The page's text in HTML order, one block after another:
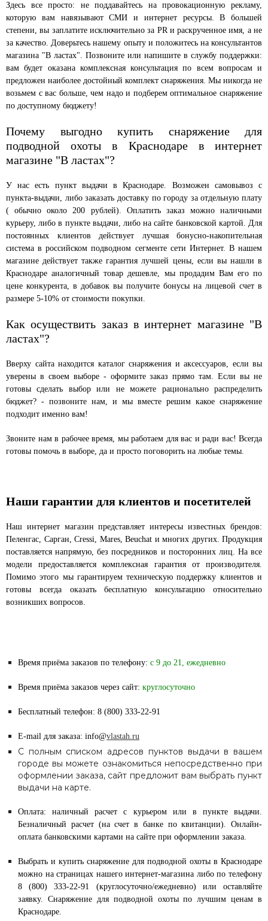
Здесь все просто: не поддавайтесь на провокационную рекламу,
которую вам навязывают СМИ и интернет ресурсы. В большей
степени, вы заплатите исключительно за PR и раскрученное имя, а не
за качество. Доверьтесь нашему опыту и положитесь на консультантов
магазина "В ластах". Позвоните или напишите в службу поддержки:
вам будет оказана комплексная консультация по всем вопросам и
предложен наиболее достойный комплект снаряжения. Мы никогда не
возьмем с вас больше, чем надо и подберем оптимальное снаряжение
по доступному бюджету!
Почему выгодно купить снаряжение для
подводной охоты в Краснодаре в интернет
магазине "В ластах"?
У нас есть пункт выдачи в Краснодаре. Возможен самовывоз с
пункта-выдачи, либо заказать доставку по городу за отдельную плату
( обычно около 200 рублей). Оплатить заказ можно наличными
курьеру, либо в пункте выдачи, либо на сайте банковской картой. Для
постоянных клиентов действует лучшая бонусно-накопительная
система в российском подводном сегменте сети Интернет. В нашем
магазине действует также гарантия лучшей цены, если вы нашли в
Краснодаре аналогичный товар дешевле, мы продадим Вам его по
цене конкурента, в добавок вы получите бонусы на лицевой счет в
размере 5-10% от стоимости покупки.
Как осуществить заказ в интернет магазине "В
ластах"?
Вверху сайта находится каталог снаряжения и аксессуаров, если вы
уверены в своем выборе - оформите заказ прямо там. Если вы не
готовы сделать выбор или не можете рационально распределить
бюджет? - позвоните нам, и мы вместе решим какое снаряжение
подходит именно вам!
Звоните нам в рабочее время, мы работаем для вас и ради вас! Всегда
готовы помочь в выборе, да и просто поговорить на любые темы.
Наши гарантии для клиентов и посетителей
Наш интернет магазин представляет интересы известных брендов:
Пеленгас, Сарган, Cressi, Mares, Beuchat и многих других. Продукция
поставляется напрямую, без посредников и посторонних лиц. На все
модели предоставляется комплексная гарантия от производителя.
Помимо этого мы гарантируем техническую поддержку клиентов и
готовы всегда оказать бесплатную консультацию относительно
возникших вопросов.
Время приёма заказов по телефону: с 9 до 21, ежедневно
Время приёма заказов через сайт: круглосуточно
Бесплатный телефон: 8 (800) 333-22-91
E-mail для заказа: info@vlastah.ru
С полным списком адресов пунктов выдачи в вашем
городе вы можете ознакомиться непосредственно при
оформлении заказа, сайт предложит вам выбрать пункт
выдачи на карте.
Оплата: наличный расчет с курьером или в пункте выдачи.
Безналичный расчет (на счет в банке по квитанции). Онлайн-
оплата банковскими картами на сайте при оформлении заказа.
Выбрать и купить снаряжение для подводной охоты в Краснодаре
можно на страницах нашего интернет-магазина либо по телефону
8 (800) 333-22-91 (круглосуточно/ежедневно) или оставляйте
заявку. Снаряжение для подводной охоты по лучшим ценам в
Краснодаре.